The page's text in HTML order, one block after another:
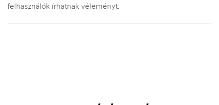
felhasználók írhatnak véleményt.